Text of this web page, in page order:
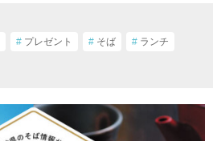
# プレゼント # そば # ランチ